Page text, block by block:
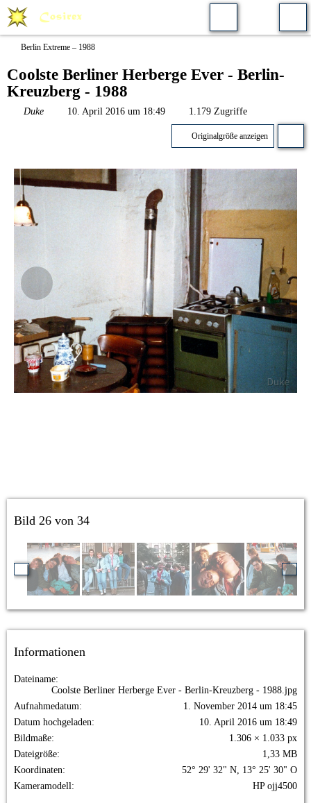
Berlin Extreme – 1988
Coolste Berliner Herberge Ever - Berlin-
Kreuzberg - 1988
Duke 10. April 2016 um 18:49 1.179 Zugriffe
Originalgröße anzeigen
Bild 26 von 34
Informationen
Dateiname
Coolste Berliner Herberge Ever - Berlin-Kreuzberg - 1988.jpg
Aufnahmedatum
1. November 2014 um 18:45
Datum hochgeladen
10. April 2016 um 18:49
Bildmaße
1.306 × 1.033 px
Dateigröße
1,33 MB
Koordinaten
52° 29' 32" N, 13° 25' 30" O
Kameramodell
HP ojj4500